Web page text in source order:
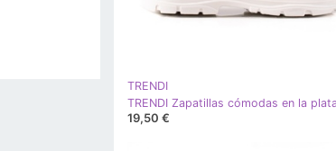
TRENDI
19,50 €